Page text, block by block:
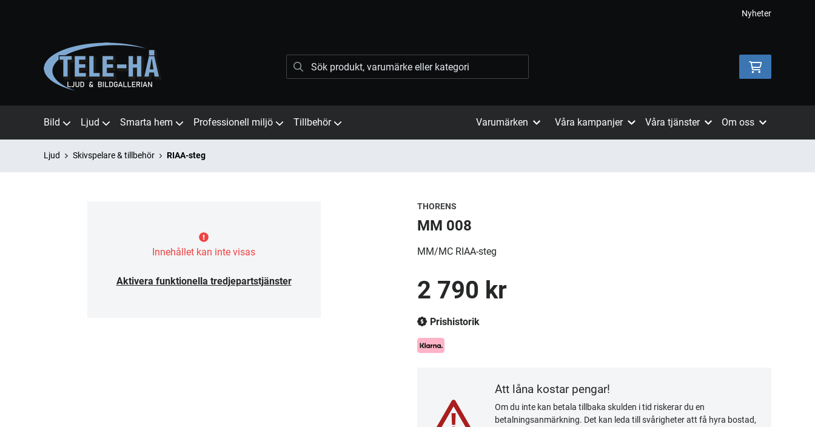
Nyheter
Bild Ljud Smarta hem Professionell miljö Tillbehör Varumärken Våra kampanjer Våra tjänster Om oss
Ljud Skivspelare & tillbehör RIAA-steg
Innehållet kan inte visas
Aktivera funktionella tredjepartstjänster
THORENS
MM 008
MM/MC RIAA-steg
2 790 kr
Prishistorik
Att låna kostar pengar!
Om du inte kan betala tillbaka skulden i tid riskerar du en
betalningsanmärkning. Det kan leda till svårigheter att få hyra bostad,